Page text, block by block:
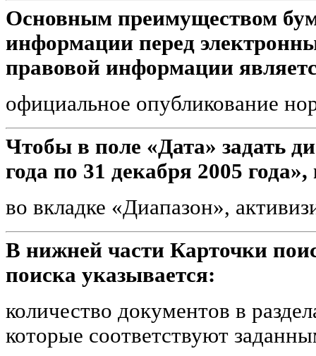
Основным преимуществом
информации перед
правовой информации
официальное опубликование
Чтобы в поле «Дата» задать
года по 31 декабря 2005 года»,
во вкладке «Диапазон»,
В нижней части Карточки
поиска указывается:
количество документов в
которые соответствуют